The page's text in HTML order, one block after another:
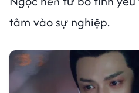
tâm vào sự nghiệp.